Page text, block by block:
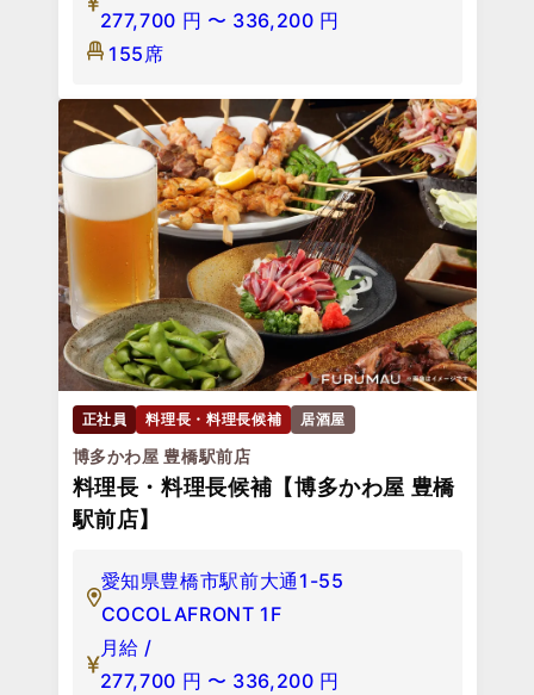
277,700 円 〜 336,200 円
155席
正社員 料理長・料理長候補 居酒屋
博多かわ屋 豊橋駅前店
料理長・料理長候補【博多かわ屋 豊橋
駅前店】
愛知県豊橋市駅前大通1-55
COCOLAFRONT 1F
月給 /
277,700 円 〜 336,200 円